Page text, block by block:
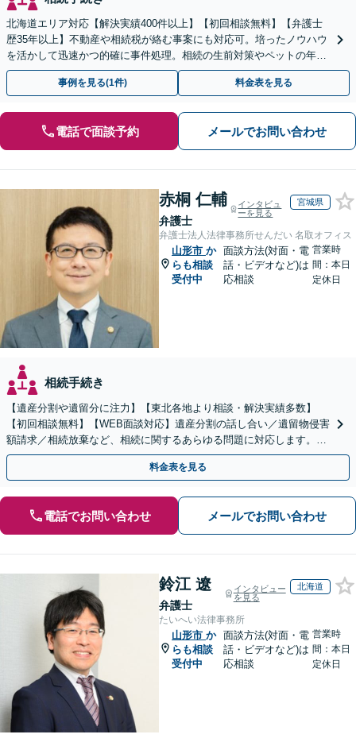
北海道エリア対応【解決実績400件以上】【初回相談無料】【弁護士
歴35年以上】不動産や相続税が絡む事案にも対応可。培ったノウハウ
を活かして迅速かつ的確に事件処理。相続の生前対策やペットの年金
システムもお任せ【完全個室】【自衛隊前駅8分】
事例を見る(1件) 料金表を見る
電話で面談予約 メールでお問い合わせ
赤桐 仁輔
弁護士
インタビュ
ーを見る
宮城県
弁護士法人法律事務所せんだい 名取オフィス
山形市 か
らも相談
受付中
面談方法(対面・電
話・ビデオなど)は
応相談
営業時
間：本日
定休日
相続手続き
【遺産分割や遺留分に注力】【東北各地より相談・解決実績多数】
【初回相談無料】【WEB面談対応】遺産分割の話し合い／遺留物侵害
額請求／相続放棄など、相続に関するあらゆる問題に対応します。ご
事情やご意向を丁寧にお聞きし、有利な解決を目指します
料金表を見る
電話でお問い合わせ メールでお問い合わせ
鈴江 遼
弁護士
インタビュー
を見る
北海道
たいへい法律事務所
山形市 か
らも相談
受付中
面談方法(対面・電
話・ビデオなど)は
応相談
営業時
間：本日
定休日